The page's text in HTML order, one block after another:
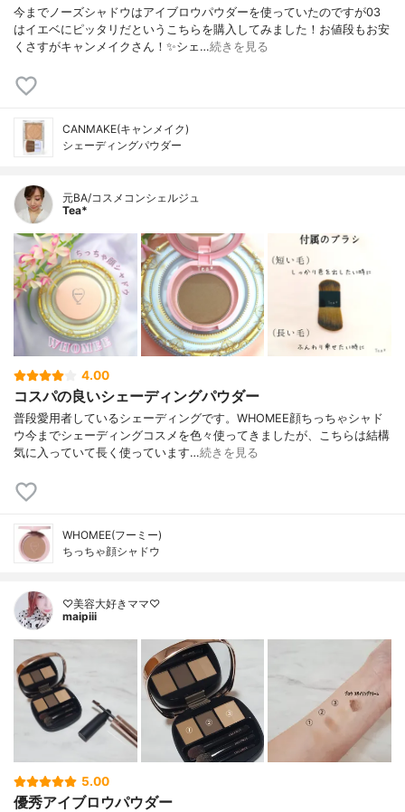
今までノーズシャドウはアイブロウパウダーを使っていたのですが03
はイエベにピッタリだというこちらを購入してみました！お値段もお安
くさすがキャンメイクさん！✨シェ…続きを見る
CANMAKE(キャンメイク)
シェーディングパウダー
元BA/コスメコンシェルジュ
Tea*
4.00
コスパの良いシェーディングパウダー
普段愛用者しているシェーディングです。WHOMEE顔ちっちゃシャド
ウ今までシェーディングコスメを色々使ってきましたが、こちらは結構
気に入っていて長く使っています…続きを見る
WHOMEE(フーミー)
ちっちゃ顔シャドウ
♡美容大好きママ♡
maipiii
5.00
優秀アイブロウパウダー